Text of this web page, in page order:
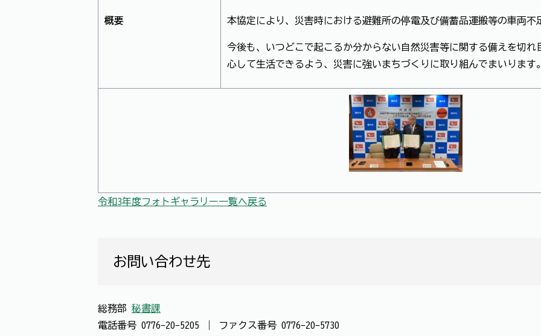
概要 本協定により、災害時における避難所の停電及び備蓄品運搬等の車両不
今後も、いつどこで起こるか分からない自然災害等に関する備えを切
心して生活できるよう、災害に強いまちづくりに取り組んでまいります。
令和3年度フォトギャラリー一覧へ戻る
お問い合わせ先
総務部 秘書課
電話番号 0776-20-5205 ファクス番号 0776-20-5730